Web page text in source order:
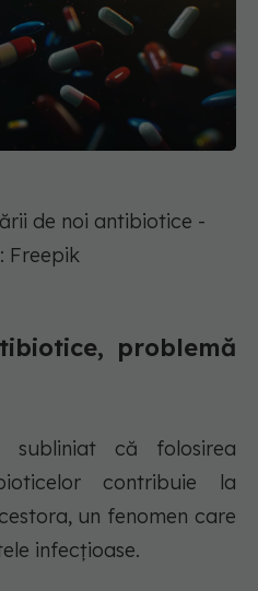
de noi antibiotice -
Freepik
problemă
subliniat că folosirea
contribuie la
un fenomen care
infecțioase.